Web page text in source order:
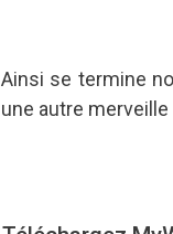
Ainsi se termine
une autre